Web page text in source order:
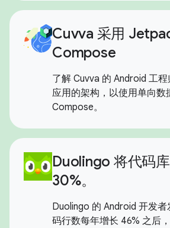
Cuvva 采用
Compose
了解 Cuvva 的 Android 工
应用的架构，以使用单向
Compose。
Duolingo 将代码
30%。
Duolingo 的 Android 开发
码行数每年增长 46% 之后